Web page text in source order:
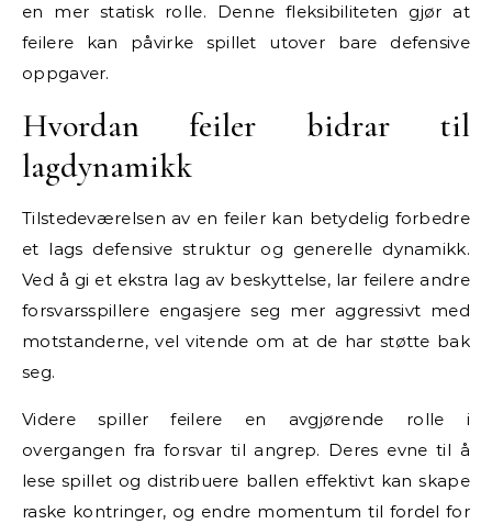
en mer statisk rolle. Denne fleksibiliteten gjør at
feilere kan påvirke spillet utover bare defensive
oppgaver.
Hvordan feiler bidrar til
lagdynamikk
Tilstedeværelsen av en feiler kan betydelig forbedre
et lags defensive struktur og generelle dynamikk.
Ved å gi et ekstra lag av beskyttelse, lar feilere andre
forsvarsspillere engasjere seg mer aggressivt med
motstanderne, vel vitende om at de har støtte bak
seg.
Videre spiller feilere en avgjørende rolle i
overgangen fra forsvar til angrep. Deres evne til å
lese spillet og distribuere ballen effektivt kan skape
raske kontringer, og endre momentum til fordel for